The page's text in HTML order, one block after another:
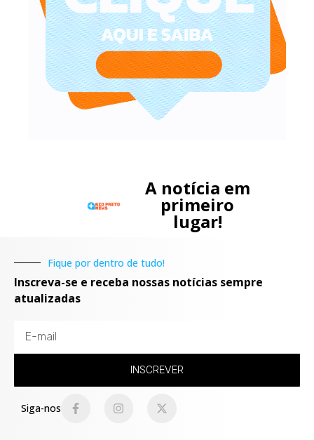
A notícia em
primeiro
lugar!
Fique por dentro de tudo!
Inscreva-se e receba nossas notícias sempre
atualizadas
INSCREVER
Siga-nos